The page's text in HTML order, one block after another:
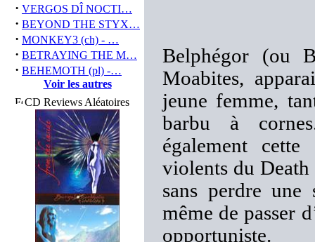
· VERGOS DÎ NOCTI…
· BEYOND THE STYX…
· MONKEY3 (ch) - …
· BETRAYING THE M…
· BEHEMOTH (pl) -…
Voir les autres
CD Reviews Aléatoires
Belphégor (ou
Moabites,
jeune femme,
barbu à
également
violents du
sans perdre
même de passer
opportuniste.